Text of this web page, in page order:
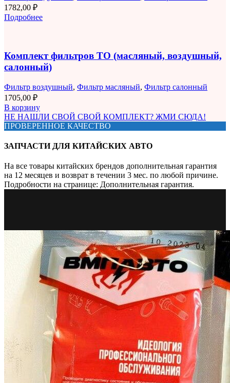
1782,00 ₽
Подробнее
Комплект фильтров ТО (масляный, воздушный,
салонный)
Фильтр воздушный, Фильтр масляный, Фильтр салонный
1705,00 ₽
В корзину
НЕ НАШЛИ СВОЙ СВОЙ КОМПЛЕКТ? ЖМИ СЮДА!
ПРОВЕРЕННОЕ КАЧЕСТВО
ЗАПЧАСТИ ДЛЯ КИТАЙСКИХ АВТО
На все товары китайских брендов дополнительная гарантия
на 12 месяцев и возврат в течении 3 мес. по любой причине.
Подробности на странице: Дополнительная гарантия.